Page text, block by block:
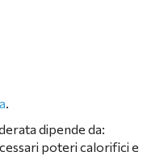
.
dipende da:
poteri calorifici e